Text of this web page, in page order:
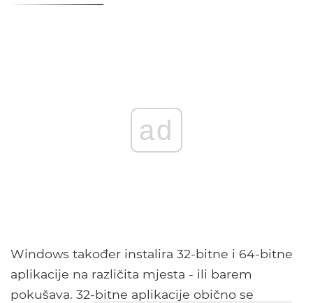
ad
Windows također instalira 32-bitne i 64-bitne
aplikacije na različita mjesta - ili barem
pokušava. 32-bitne aplikacije obično se